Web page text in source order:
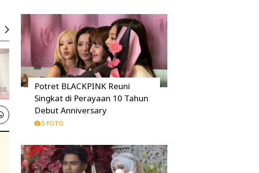
Potret BLACKPINK Reuni
Singkat di Perayaan 10 Tahun
Debut Anniversary
5 FOTO